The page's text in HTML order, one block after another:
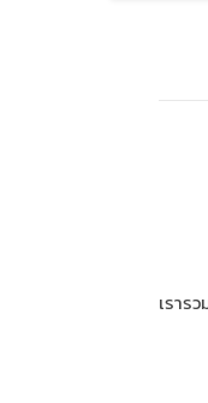
เราร